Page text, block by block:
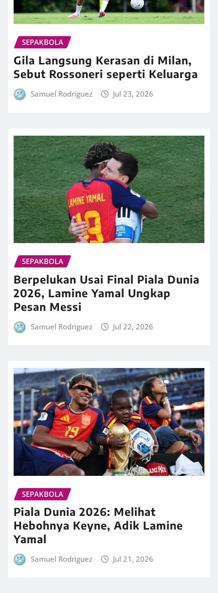
SEPAKBOLA
Gila Langsung Kerasan di Milan,
Sebut Rossoneri seperti Keluarga
Samuel Rodriguez Jul 23, 2026
SEPAKBOLA
Berpelukan Usai Final Piala Dunia
2026, Lamine Yamal Ungkap
Pesan Messi
Samuel Rodriguez Jul 22, 2026
SEPAKBOLA
Piala Dunia 2026: Melihat
Hebohnya Keyne, Adik Lamine
Yamal
Samuel Rodriguez Jul 21, 2026